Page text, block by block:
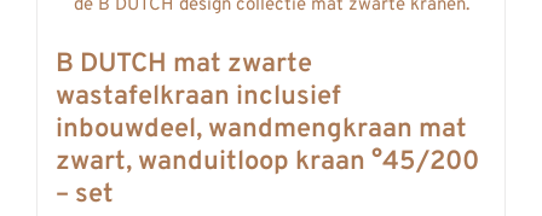
B DUTCH mat zwarte
wastafelkraan inclusief
inbouwdeel, wandmengkraan mat
zwart, wanduitloop kraan °45/200
– set